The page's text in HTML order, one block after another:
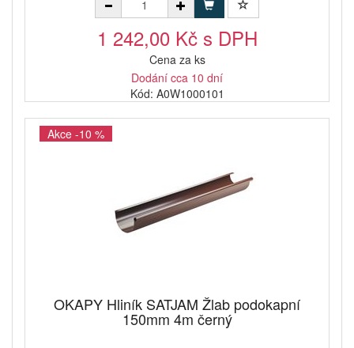
1 242,00 Kč s DPH
Cena za ks
Dodání cca 10 dní
Kód: A0W1000101
Akce -10 %
OKAPY Hliník SATJAM Žlab podokapní
150mm 4m černý